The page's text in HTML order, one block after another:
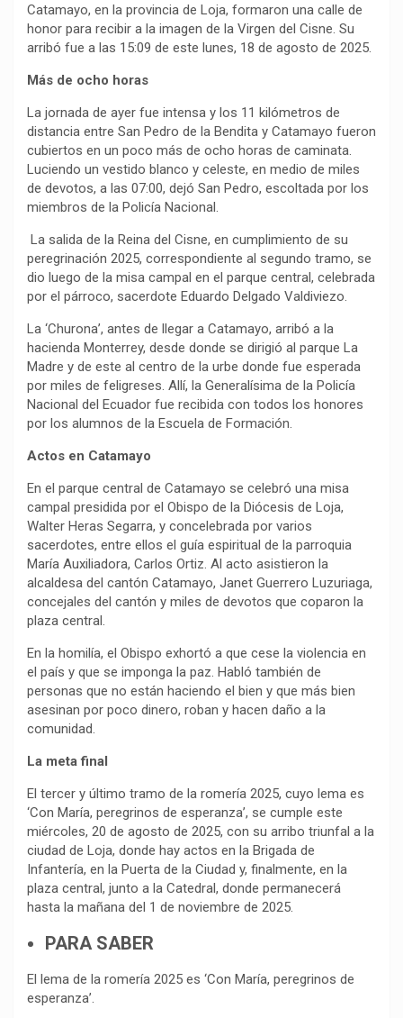
Catamayo, en la provincia de Loja, formaron una calle de
honor para recibir a la imagen de la Virgen del Cisne. Su
arribó fue a las 15:09 de este lunes, 18 de agosto de 2025.
Más de ocho horas
La jornada de ayer fue intensa y los 11 kilómetros de
distancia entre San Pedro de la Bendita y Catamayo fueron
cubiertos en un poco más de ocho horas de caminata.
Luciendo un vestido blanco y celeste, en medio de miles
de devotos, a las 07:00, dejó San Pedro, escoltada por los
miembros de la Policía Nacional.
La salida de la Reina del Cisne, en cumplimiento de su
peregrinación 2025, correspondiente al segundo tramo, se
dio luego de la misa campal en el parque central, celebrada
por el párroco, sacerdote Eduardo Delgado Valdiviezo.
La ‘Churona’, antes de llegar a Catamayo, arribó a la
hacienda Monterrey, desde donde se dirigió al parque La
Madre y de este al centro de la urbe donde fue esperada
por miles de feligreses. Allí, la Generalísima de la Policía
Nacional del Ecuador fue recibida con todos los honores
por los alumnos de la Escuela de Formación.
Actos en Catamayo
En el parque central de Catamayo se celebró una misa
campal presidida por el Obispo de la Diócesis de Loja,
Walter Heras Segarra, y concelebrada por varios
sacerdotes, entre ellos el guía espiritual de la parroquia
María Auxiliadora, Carlos Ortiz. Al acto asistieron la
alcaldesa del cantón Catamayo, Janet Guerrero Luzuriaga,
concejales del cantón y miles de devotos que coparon la
plaza central.
En la homilía, el Obispo exhortó a que cese la violencia en
el país y que se imponga la paz. Habló también de
personas que no están haciendo el bien y que más bien
asesinan por poco dinero, roban y hacen daño a la
comunidad.
La meta final
El tercer y último tramo de la romería 2025, cuyo lema es
‘Con María, peregrinos de esperanza’, se cumple este
miércoles, 20 de agosto de 2025, con su arribo triunfal a la
ciudad de Loja, donde hay actos en la Brigada de
Infantería, en la Puerta de la Ciudad y, finalmente, en la
plaza central, junto a la Catedral, donde permanecerá
hasta la mañana del 1 de noviembre de 2025.
PARA SABER
El lema de la romería 2025 es ‘Con María, peregrinos de
esperanza’.